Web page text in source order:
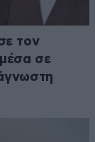
τον
σε